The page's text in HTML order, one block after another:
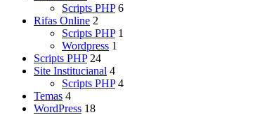
Scripts PHP 6
Rifas Online 2
Scripts PHP 1
Wordpress 1
Scripts PHP 24
Site Institucianal 4
Scripts PHP 4
Temas 4
WordPress 18